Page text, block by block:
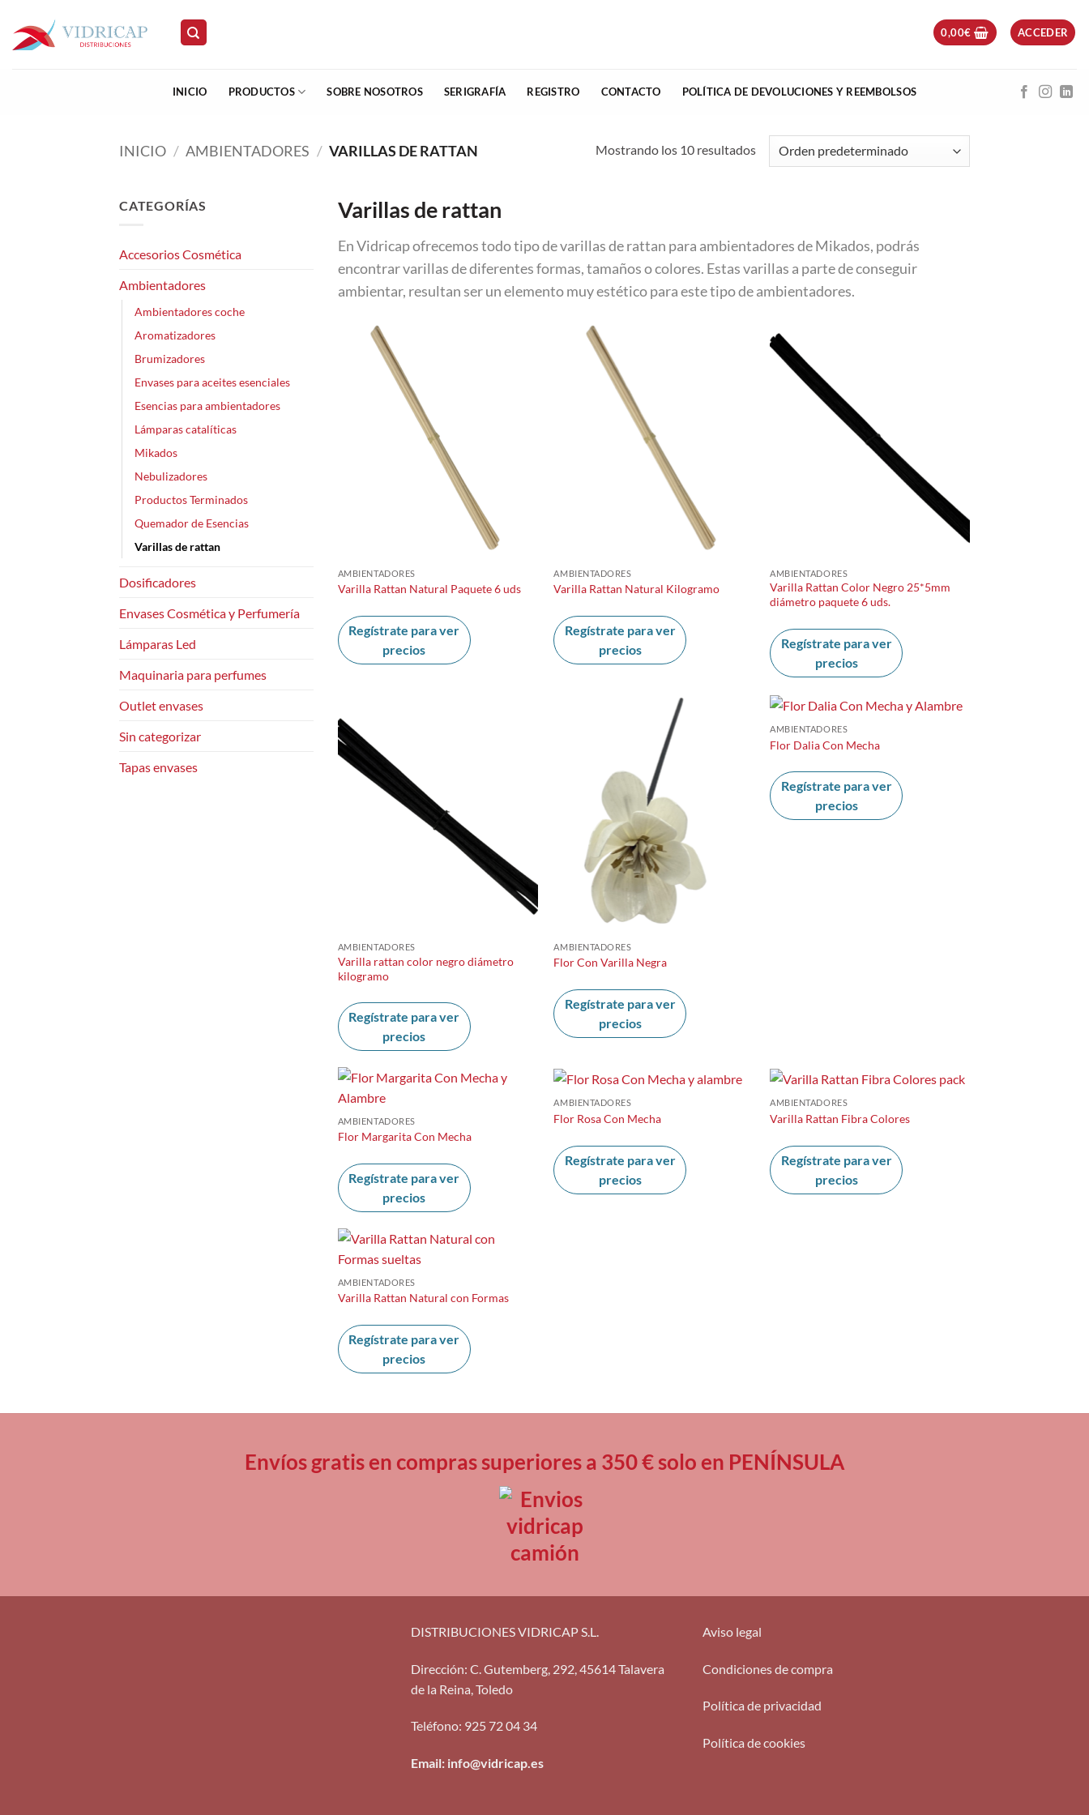
contenido
0,00€ ACCEDER
INICIO PRODUCTOS SOBRE NOSOTROS SERIGRAFÍA REGISTRO CONTACTO POLÍTICA DE DEVOLUCIONES Y REEMBOLSOS
INICIO / AMBIENTADORES / VARILLAS DE RATTAN Mostrando los 10 resultados
CATEGORÍAS
Accesorios Cosmética
Ambientadores
Ambientadores coche
Aromatizadores
Brumizadores
Envases para aceites esenciales
Esencias para ambientadores
Lámparas catalíticas
Mikados
Nebulizadores
Productos Terminados
Quemador de Esencias
Varillas de rattan
Dosificadores
Envases Cosmética y Perfumería
Lámparas Led
Maquinaria para perfumes
Outlet envases
Sin categorizar
Tapas envases
Varillas de rattan
En Vidricap ofrecemos todo tipo de varillas de rattan para ambientadores de Mikados, podrás
encontrar varillas de diferentes formas, tamaños o colores. Estas varillas a parte de conseguir
ambientar, resultan ser un elemento muy estético para este tipo de ambientadores.
AMBIENTADORES
Varilla Rattan Natural Paquete 6 uds
Regístrate para ver
precios
AMBIENTADORES
Varilla Rattan Natural Kilogramo
Regístrate para ver
precios
AMBIENTADORES
Varilla Rattan Color Negro 25*5mm
diámetro paquete 6 uds.
Regístrate para ver
precios
AMBIENTADORES
Varilla rattan color negro diámetro
kilogramo
Regístrate para ver
precios
AMBIENTADORES
Flor Con Varilla Negra
Regístrate para ver
precios
AMBIENTADORES
Flor Dalia Con Mecha
Regístrate para ver
precios
AMBIENTADORES
Flor Margarita Con Mecha
Regístrate para ver
precios
AMBIENTADORES
Flor Rosa Con Mecha
Regístrate para ver
precios
AMBIENTADORES
Varilla Rattan Fibra Colores
Regístrate para ver
precios
AMBIENTADORES
Varilla Rattan Natural con Formas
Regístrate para ver
precios
Envíos gratis en compras superiores a 350 € solo en PENÍNSULA
DISTRIBUCIONES VIDRICAP S.L.
Dirección: C. Gutemberg, 292, 45614 Talavera
de la Reina, Toledo
Teléfono: 925 72 04 34
Email: info@vidricap.es
Aviso legal
Condiciones de compra
Política de privacidad
Política de cookies